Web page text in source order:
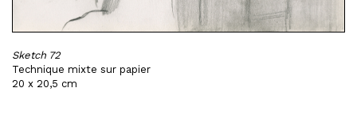
Sketch 72
Technique mixte sur papier
20 x 20,5 cm